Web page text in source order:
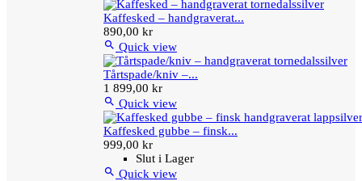
Kaffesked – handgraverat...
890,00 kr
 Quick view
Tårtspade/kniv –...
1 899,00 kr
 Quick view
Kaffesked gubbe – finsk...
999,00 kr
Slut i Lager
 Quick view